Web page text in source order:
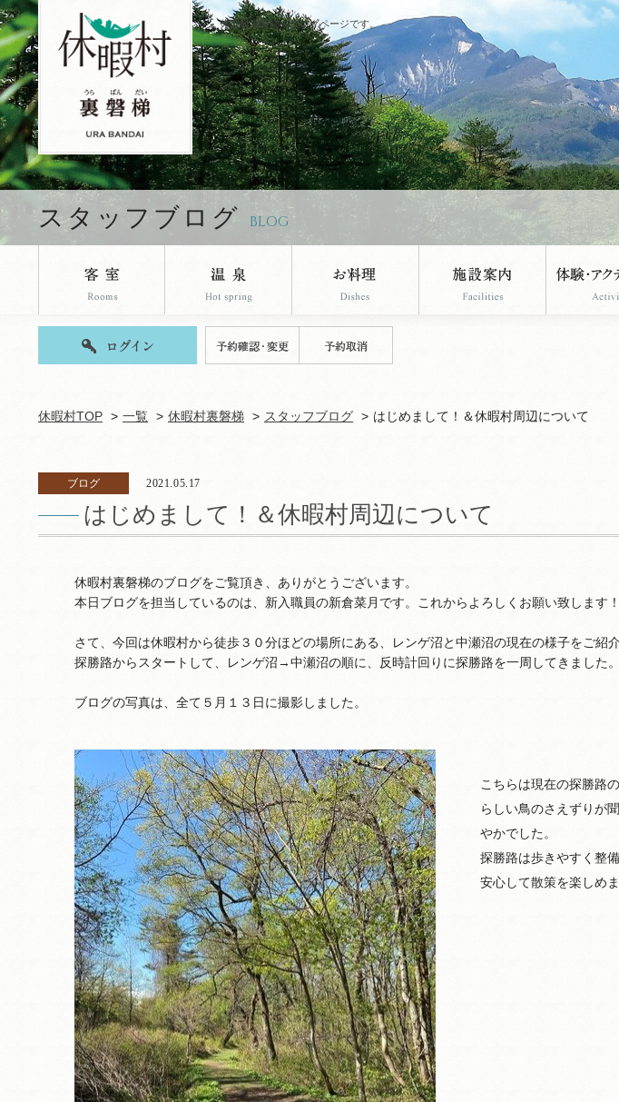
休暇村裏磐梯のブログページです。
スタッフブログ BLOG
休暇村TOP 一覧 休暇村裏磐梯 スタッフブログ はじめまして！＆休暇村周辺について
ブログ 2021.05.17
はじめまして！＆休暇村周辺について
休暇村裏磐梯のブログをご覧頂き、ありがとうございます。
本日ブログを担当しているのは、新入職員の新倉菜月です。これからよろしくお願い致します！
さて、今回は休暇村から徒歩３０分ほどの場所にある、レンゲ沼と中瀬沼の現在の様子をご紹
探勝路からスタートして、レンゲ沼→中瀬沼の順に、反時計回りに探勝路を一周してきました
ブログの写真は、全て５月１３日に撮影しました。
こちらは現在の探勝路
らしい鳥のさえずりが
やかでした。
探勝路は歩きやすく整
安心して散策を楽しめま